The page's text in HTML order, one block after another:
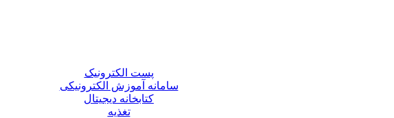
پست الکترونیک
سامانه آموزش الکترونیکی
کتابخانه دیجیتال
تغذیه